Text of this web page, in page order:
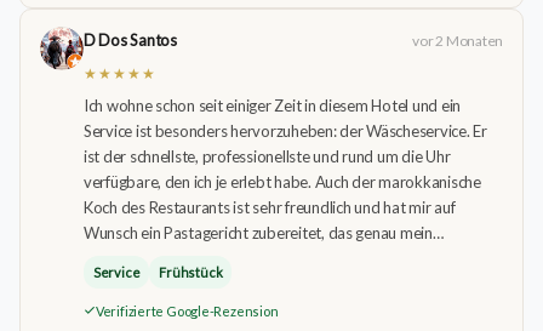
D Dos Santos
vor 2 Monaten
★★★★★
Ich wohne schon seit einiger Zeit in diesem Hotel und ein
Service ist besonders hervorzuheben: der Wäscheservice. Er
ist der schnellste, professionellste und rund um die Uhr
verfügbare, den ich je erlebt habe. Auch der marokkanische
Koch des Restaurants ist sehr freundlich und hat mir auf
Wunsch ein Pastagericht zubereitet, das genau mein…
Service Frühstück
Verifizierte Google-Rezension